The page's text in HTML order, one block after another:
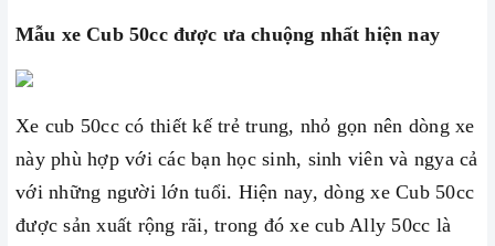
Mẫu xe Cub 50cc được ưa chuộng nhất hiện nay
Xe cub 50cc có thiết kế trẻ trung, nhỏ gọn nên dòng xe
này phù hợp với các bạn học sinh, sinh viên và ngya cả
với những người lớn tuổi. Hiện nay, dòng xe Cub 50cc
được sản xuất rộng rãi, trong đó xe cub Ally 50cc là